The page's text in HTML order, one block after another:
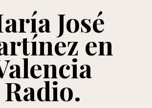
José
en
Radio.